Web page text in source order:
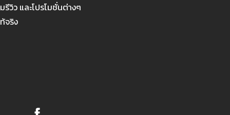
วิว และโปรโมชั่นต่างๆ
จริง